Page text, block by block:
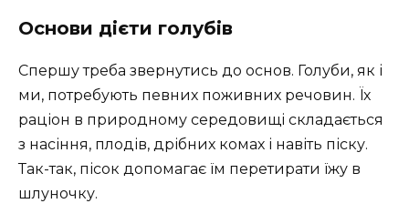
Основи дієти голубів
Спершу треба звернутись до основ. Голуби, як і
ми, потребують певних поживних речовин. Їх
раціон в природному середовищі складається
з насіння, плодів, дрібних комах і навіть піску.
Так-так, пісок допомагає їм перетирати їжу в
шлуночку.